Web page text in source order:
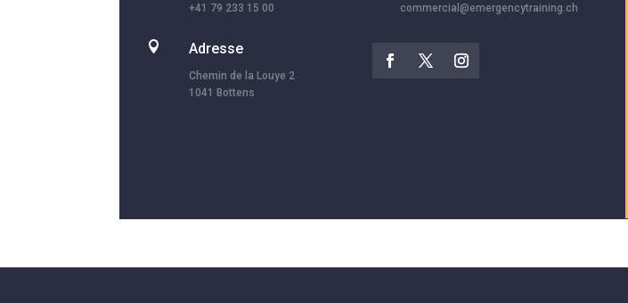
+41 79 233 15 00
 Adresse
Chemin de la Louye 2
1041 Bottens
commercial@emergencytraining.ch